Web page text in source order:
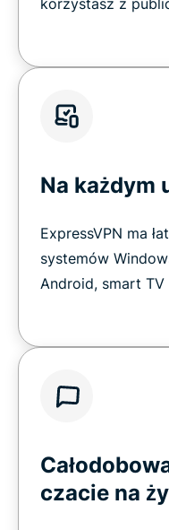
Na każdym
ExpressVPN ma
systemów
Android, smart TV
czacie na